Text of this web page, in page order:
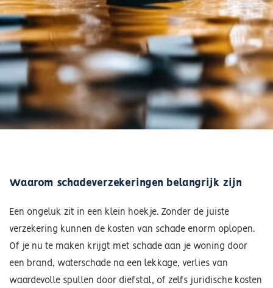
Waarom schadeverzekeringen belangrijk zijn
Een ongeluk zit in een klein hoekje. Zonder de juiste
verzekering kunnen de kosten van schade enorm oplopen.
Of je nu te maken krijgt met schade aan je woning door
een brand, waterschade na een lekkage, verlies van
waardevolle spullen door diefstal, of zelfs juridische kosten